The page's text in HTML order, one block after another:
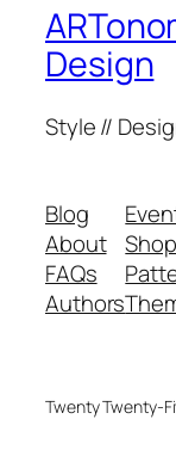
Design
Style //
Blog
About
FAQs
Authors
Shop
Twenty Twenty-